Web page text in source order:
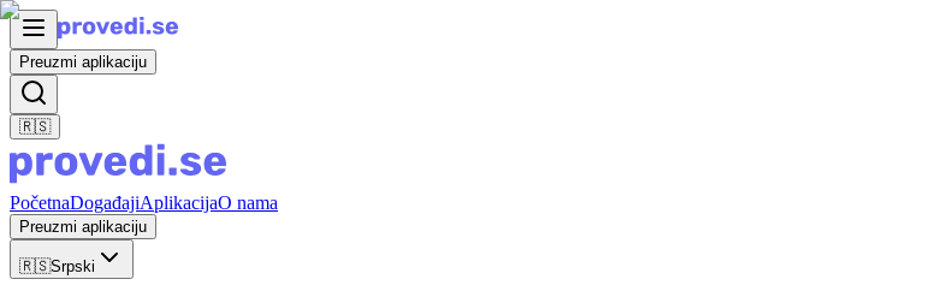
Preuzmi aplikaciju
🇷🇸
PočetnaDogađajiAplikacijaO nama
Preuzmi aplikaciju
🇷🇸Srpski